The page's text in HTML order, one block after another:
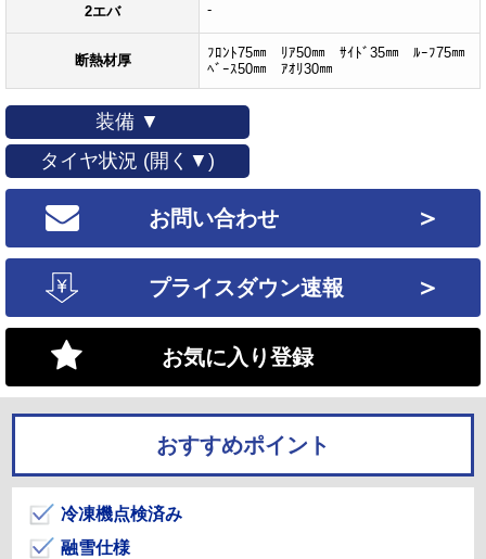
2エバ -
断熱材厚
ﾌﾛﾝﾄ75㎜ ﾘｱ50㎜ ｻｲﾄﾞ35㎜ ﾙｰﾌ75㎜
ﾍﾞｰｽ50㎜ ｱｵﾘ30㎜
装備 ▼
タイヤ状況 (開く▼)
お問い合わせ ＞
プライスダウン速報 ＞
お気に入り登録
おすすめポイント
冷凍機点検済み
融雪仕様